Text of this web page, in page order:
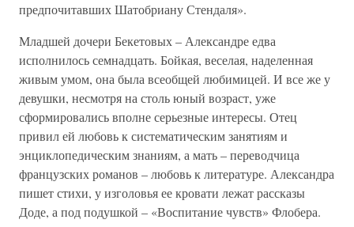
предпочитавших Шатобриану Стендаля».
Младшей дочери Бекетовых – Александре едва
исполнилось семнадцать. Бойкая, веселая, наделенная
живым умом, она была всеобщей любимицей. И все же у
девушки, несмотря на столь юный возраст, уже
сформировались вполне серьезные интересы. Отец
привил ей любовь к систематическим занятиям и
энциклопедическим знаниям, а мать – переводчица
французских романов – любовь к литературе. Александра
пишет стихи, у изголовья ее кровати лежат рассказы
Доде, а под подушкой – «Воспитание чувств» Флобера.